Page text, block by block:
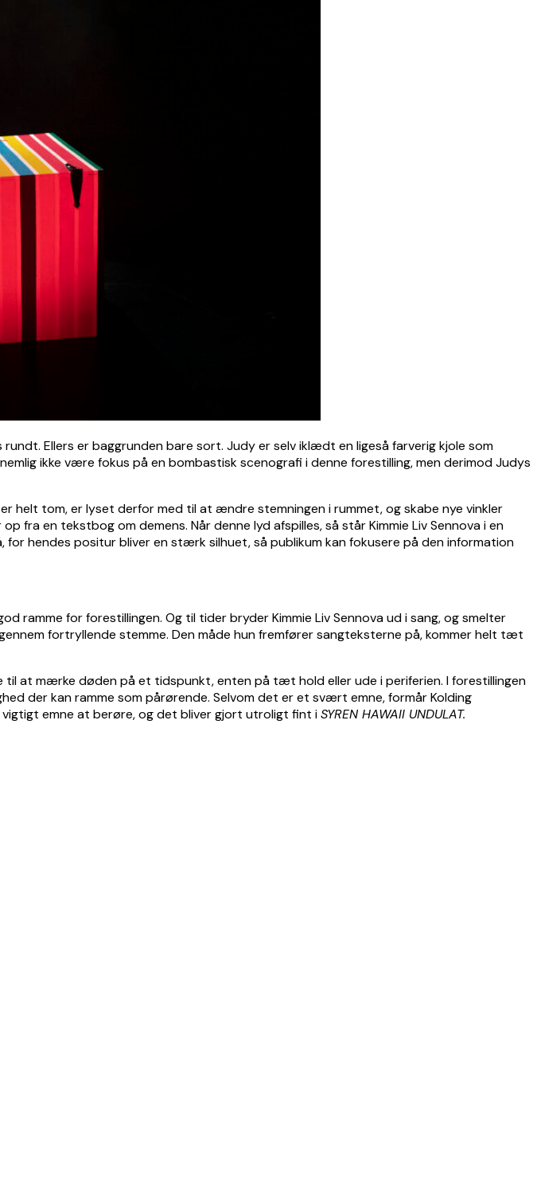
Ellers er baggrunden bare sort. Judy er selv iklædt en ligeså farverig kjole som
ikke være fokus på en bombastisk scenografi i denne forestilling, men derimod Judys
helt tom, er lyset derfor med til at ændre stemningen i rummet, og skabe nye vinkler
en tekstbog om demens. Når denne lyd afspilles, så står Kimmie Liv Sennova i en
hendes positur bliver en stærk silhuet, så publikum kan fokusere på den information
ramme for forestillingen. Og til tider bryder Kimmie Liv Sennova ud i sang, og smelter
fortryllende stemme. Den måde hun fremfører sangteksterne på, kommer helt tæt
til at mærke døden på et tidspunkt, enten på tæt hold eller ude i periferien. I forestillingen
der kan ramme som pårørende. Selvom det er et svært emne, formår Kolding
emne at berøre, og det bliver gjort utroligt fint iSYREN HAWAII UNDULAT.